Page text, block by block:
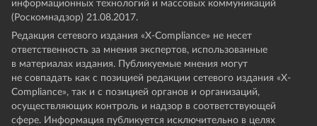
информационных технологий и массовых коммуникаций
(Роскомнадзор) 21.08.2017.
Редакция сетевого издания «X-Compliance» не несет
ответственность за мнения экспертов, использованные
в материалах издания. Публикуемые мнения могут
не совпадать как с позицией редакции сетевого издания «X-
Compliance», так и с позицией органов и организаций,
осуществляющих контроль и надзор в соответствующей
сфере. Информация публикуется исключительно в целях